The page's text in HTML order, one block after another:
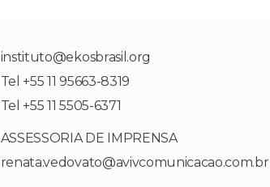
instituto@ekosbrasil.org
Tel +55 11 95663-8319
Tel +55 11 5505-6371
ASSESSORIA DE IMPRENSA
renata.vedovato@avivcomunicacao.com.br